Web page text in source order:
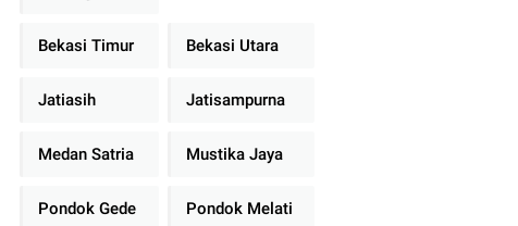
Bekasi Timur Bekasi Utara
Jatiasih Jatisampurna
Medan Satria Mustika Jaya
Pondok Gede Pondok Melati